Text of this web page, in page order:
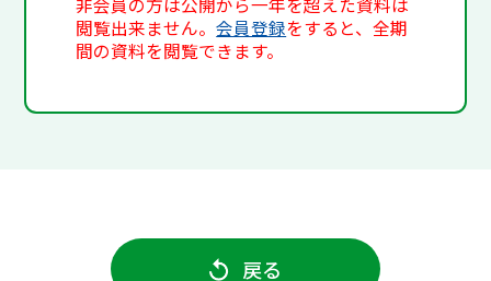
非会員の方は公開から一年を超えた資料は
閲覧出来ません。会員登録をすると、全期
間の資料を閲覧できます。
戻る